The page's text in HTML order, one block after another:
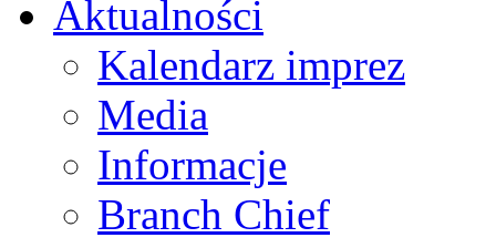
Aktualności
Kalendarz imprez
Media
Informacje
Branch Chief